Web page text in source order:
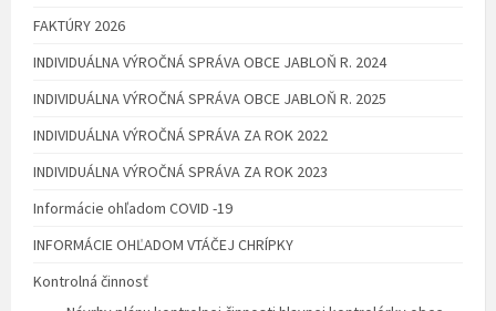
FAKTÚRY 2026
INDIVIDUÁLNA VÝROČNÁ SPRÁVA OBCE JABLOŇ R. 2024
INDIVIDUÁLNA VÝROČNÁ SPRÁVA OBCE JABLOŇ R. 2025
INDIVIDUÁLNA VÝROČNÁ SPRÁVA ZA ROK 2022
INDIVIDUÁLNA VÝROČNÁ SPRÁVA ZA ROK 2023
Informácie ohľadom COVID -19
INFORMÁCIE OHĽADOM VTÁČEJ CHRÍPKY
Kontrolná činnosť